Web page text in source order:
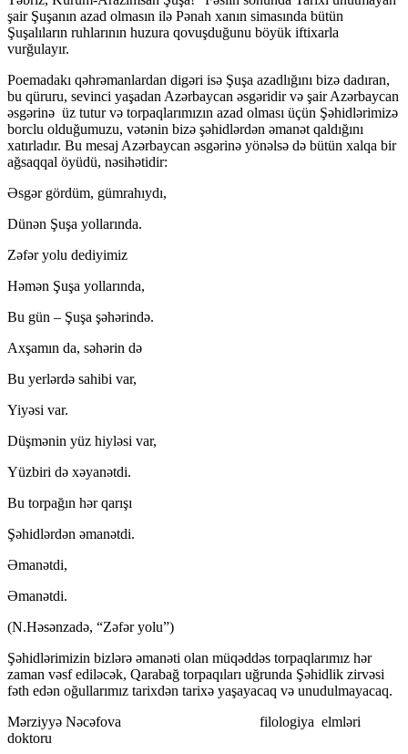
şair Şuşanın azad olmasın ilə Pənah xanın simasında bütün
Şuşalıların ruhlarının huzura qovuşduğunu böyük iftixarla
vurğulayır.
Poemadakı qəhrəmanlardan digəri isə Şuşa azadlığını bizə dadıran,
bu qüruru, sevinci yaşadan Azərbaycan əsgəridir və şair Azərbaycan
əsgərinə üz tutur və torpaqlarımızın azad olması üçün Şəhidlərimizə
borclu olduğumuzu, vətənin bizə şəhidlərdən əmanət qaldığını
xatırladır. Bu mesaj Azərbaycan əsgərinə yönəlsə də bütün xalqa bir
ağsaqqal öyüdü, nəsihətidir:
Əsgər gördüm, gümrahıydı,
Dünən Şuşa yollarında.
Zəfər yolu dediyimiz
Həmən Şuşa yollarında,
Bu gün – Şuşa şəhərində.
Axşamın da, səhərin də
Bu yerlərdə sahibi var,
Yiyəsi var.
Düşmənin yüz hiyləsi var,
Yüzbiri də xəyanətdi.
Bu torpağın hər qarışı
Şəhidlərdən əmanətdi.
Əmanətdi,
Əmanətdi.
(N.Həsənzadə, “Zəfər yolu”)
Şəhidlərimizin bizlərə əmanəti olan müqəddəs torpaqlarımız hər
zaman vəsf ediləcək, Qarabağ torpaqıları uğrunda Şəhidlik zirvəsi
fəth edən oğullarımız tarixdən tarixə yaşayacaq və unudulmayacaq.
Mərziyyə Nəcəfova filologiya elmləri
doktoru